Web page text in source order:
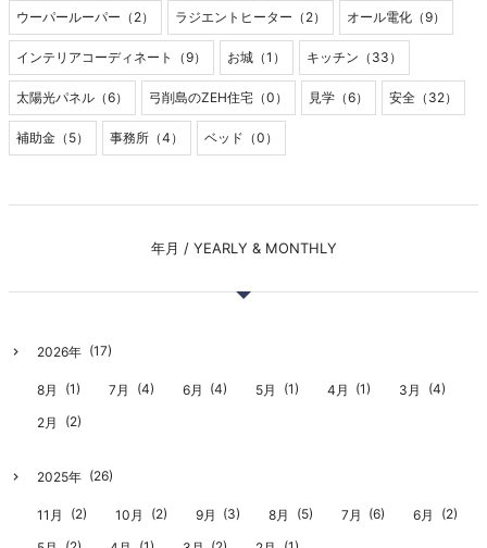
ウーパールーパー（2） ラジエントヒーター（2） オール電化（9）
インテリアコーディネート（9） お城（1） キッチン（33）
太陽光パネル（6） 弓削島のZEH住宅（0） 見学（6） 安全（32）
補助金（5） 事務所（4） ベッド（0）
年月 / YEARLY & MONTHLY
2026年 (17)
8月 (1) 7月 (4) 6月 (4) 5月 (1) 4月 (1) 3月 (4)
2月 (2)
2025年 (26)
11月 (2) 10月 (2) 9月 (3) 8月 (5) 7月 (6) 6月 (2)